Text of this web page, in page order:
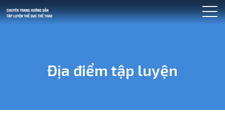
Địa điểm tập luyện